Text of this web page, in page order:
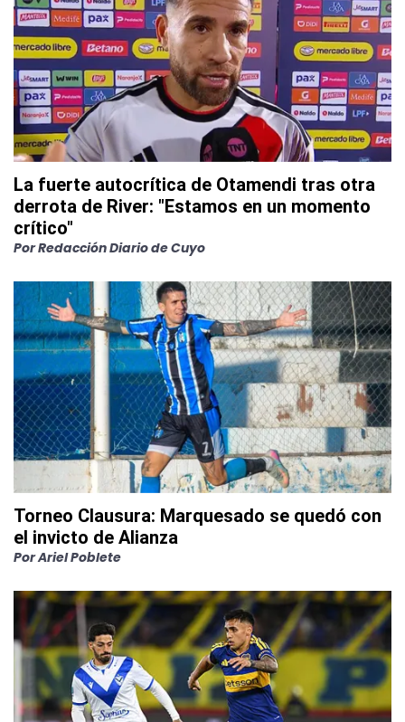
La fuerte autocrítica de Otamendi tras otra
derrota de River: "Estamos en un momento
crítico"
PorRedacción Diario de Cuyo
Torneo Clausura: Marquesado se quedó con
el invicto de Alianza
PorAriel Poblete